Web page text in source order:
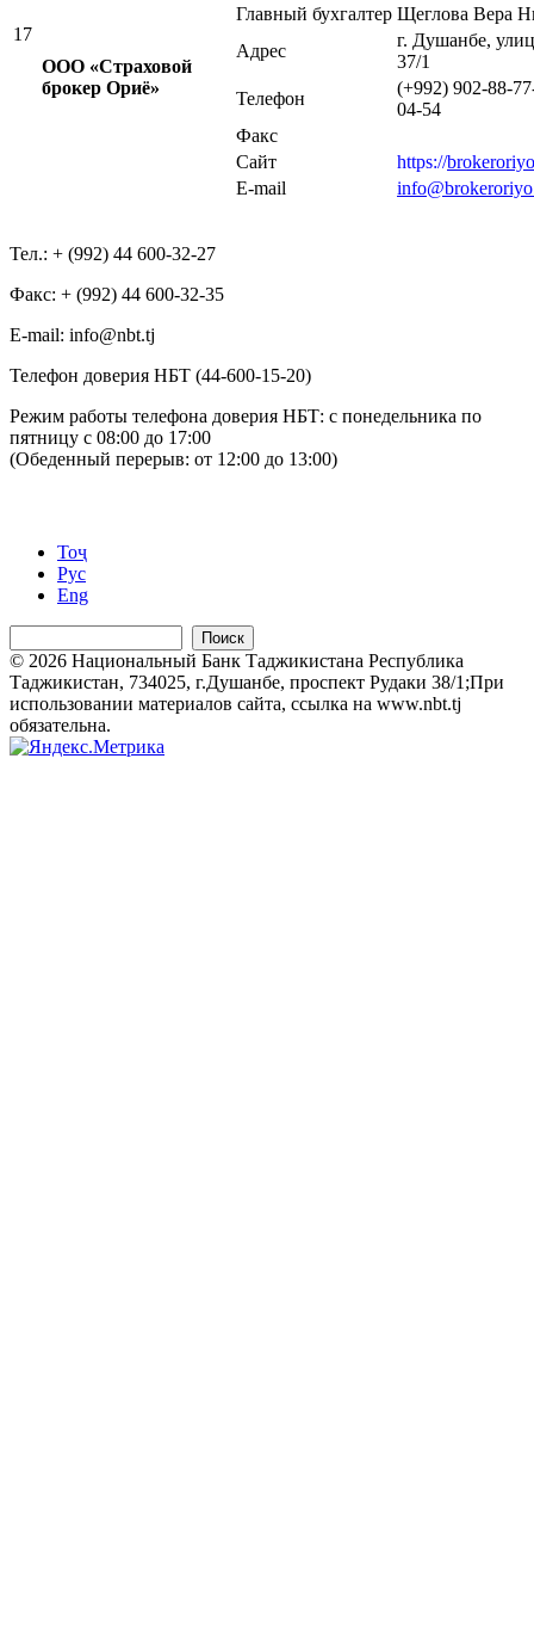
17
ООО «Страховой
брокер Ориё»
Главный бухгалтер Щеглова Вера
Адрес
г. Душанбе,
37/1
Телефон
(+992) 902-88-
04-54
Факс
Сайт
https://
E-mail
Тел.: + (992) 44 600-32-27
Факс: + (992) 44 600-32-35
Е-mail: info@nbt.tj
Телефон доверия НБТ (44-600-15-20)
Режим работы телефона доверия НБТ: с понедельника по
пятницу с 08:00 до 17:00
(Обеденный перерыв: от 12:00 до 13:00)
Тоҷ
Рус
Eng
Поиск
© 2026 Национальный Банк Таджикистана Республика
Таджикистан, 734025, г.Душанбе, проспект Рудаки 38/1;При
использовании материалов сайта, ссылка на www.nbt.tj
обязательна.